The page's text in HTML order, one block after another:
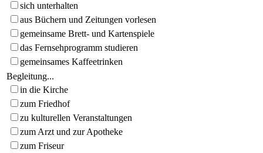
sich unterhalten
aus Büchern und Zeitungen vorlesen
gemeinsame Brett- und Kartenspiele
das Fernsehprogramm studieren
gemeinsames Kaffeetrinken
Begleitung...
in die Kirche
zum Friedhof
zu kulturellen Veranstaltungen
zum Arzt und zur Apotheke
zum Friseur